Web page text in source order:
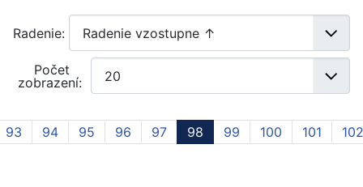
Radenie:
Počet
zobrazení:
93 94 95 96 97 98 99 100 101 102